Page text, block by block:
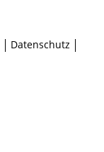
Datenschutz